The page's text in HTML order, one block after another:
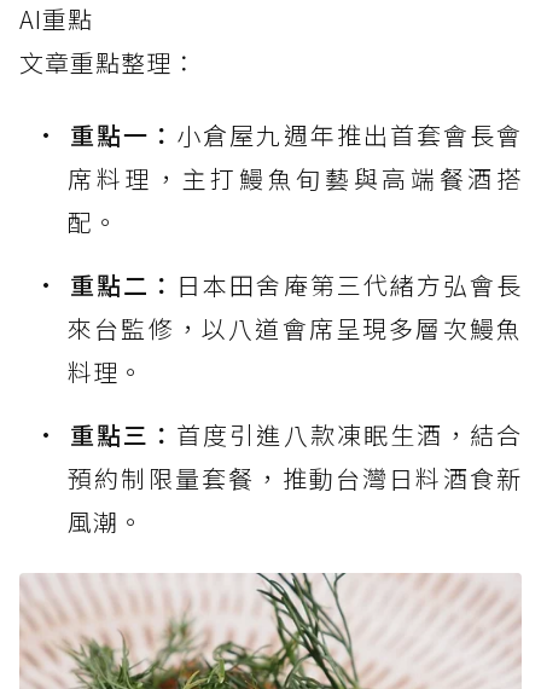
AI重點
文章重點整理：
重點一： 小倉屋九週年推出首套會長會
席料理，主打鰻魚旬藝與高端餐酒搭
配。
重點二： 日本田舍庵第三代緒方弘會長
來台監修，以八道會席呈現多層次鰻魚
料理。
重點三： 首度引進八款凍眠生酒，結合
預約制限量套餐，推動台灣日料酒食新
風潮。